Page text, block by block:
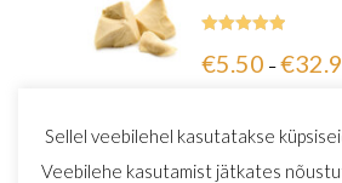
5.00 / 5
€5.50 –€
Sellel veebilehel kasutatakse
Veebilehe kasutamist jätkates